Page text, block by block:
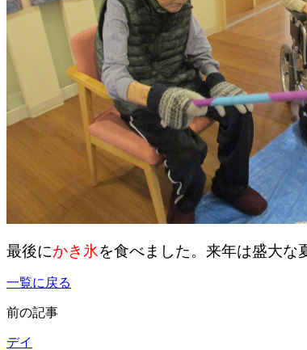
最後にかき氷を食べました。来年は盛大な
一覧に戻る
前の記事
デイ